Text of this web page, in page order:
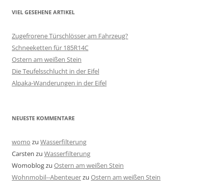
VIEL GESEHENE ARTIKEL
Zugefrorene Türschlösser am Fahrzeug?
Schneeketten für 185R14C
Ostern am weißen Stein
Die Teufelsschlucht in der Eifel
Alpaka-Wanderungen in der Eifel
NEUESTE KOMMENTARE
womo zu Wasserfilterung
Carsten zu Wasserfilterung
Womoblogzu Ostern am weißen Stein
Wohnmobil--Abenteuerzu Ostern am weißen Stein